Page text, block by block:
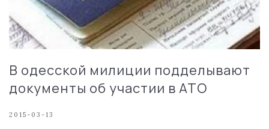
В одесской милиции подделывают
документы об участии в АТО
2015-03-13